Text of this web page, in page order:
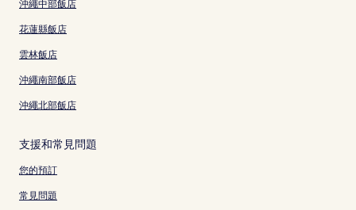
沖繩中部飯店
花蓮縣飯店
雲林飯店
沖繩南部飯店
沖繩北部飯店
支援和常見問題
您的預訂
常見問題